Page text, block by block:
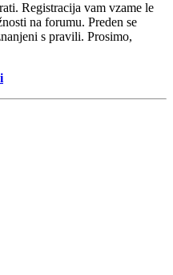
Registracija vam vzame le
na forumu. Preden se
s pravili. Prosimo,